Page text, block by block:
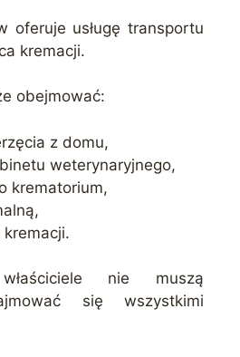
oferuje usługę transportu
kremacji.
obejmować:
z domu,
weterynaryjnego,
krematorium,
kremacji.
nie muszą
się wszystkimi